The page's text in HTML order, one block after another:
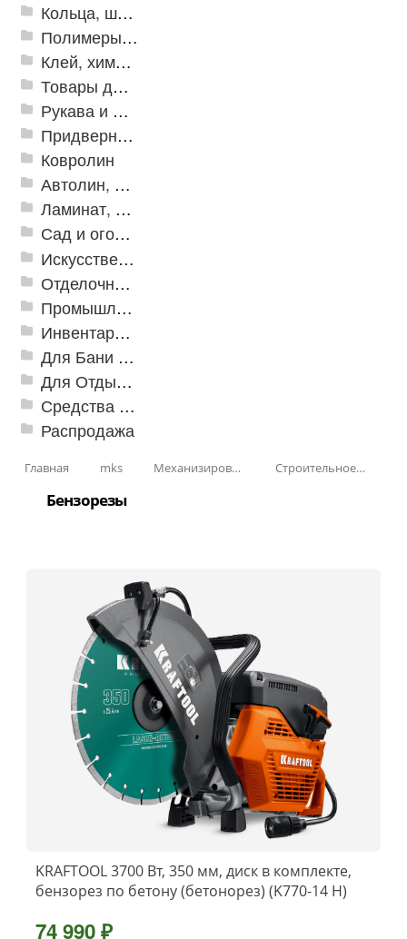
Кольца, шайбы, манжеты
Полимеры и пластики
Клей, химия, сопутствующие товары
Товары для дома
Рукава и шланги промышленные
Придверные решетки
Ковролин
Автолин, Транслин, Линолеум
Ламинат, Кварцвиниловая плитка SPC
Сад и огород
Искусственная трава
Отделочные профили
Промышленный текстиль
Инвентарь для клининга
Для Бани и Сауны
Для Отдыха и Пикника
Средства от насекомых и садовых вредителей
Распродажа
Главная mks Механизированные инструменты Строительное оборудование
Бензорезы
KRAFTOOL 3700 Вт, 350 мм, диск в комплекте,
бензорез по бетону (бетонорез) (K770-14 H)
74 990 ₽